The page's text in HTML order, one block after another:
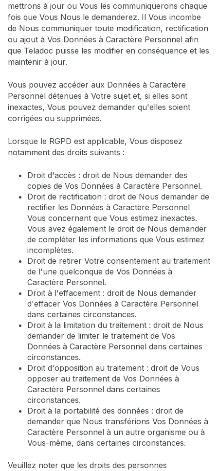
mettrons à jour ou Vous les communiquerons chaque
fois que Vous Nous le demanderez. Il Vous incombe
de Nous communiquer toute modification, rectification
ou ajout à Vos Données à Caractère Personnel afin
que Teladoc puisse les modifier en conséquence et les
maintenir à jour.
Vous pouvez accéder aux Données à Caractère
Personnel détenues à Votre sujet et, si elles sont
inexactes, Vous pouvez demander qu'elles soient
corrigées ou supprimées.
Lorsque le RGPD est applicable, Vous disposez
notamment des droits suivants :
Droit d'accès : droit de Nous demander des
copies de Vos Données à Caractère Personnel.
Droit de rectification : droit de Nous demander de
rectifier les Données à Caractère Personnel
Vous concernant que Vous estimez inexactes.
Vous avez également le droit de Nous demander
de compléter les informations que Vous estimez
incomplètes.
Droit de retirer Votre consentement au traitement
de l'une quelconque de Vos Données à
Caractère Personnel.
Droit à l'effacement : droit de Nous demander
d'effacer Vos Données à Caractère Personnel
dans certaines circonstances.
Droit à la limitation du traitement : droit de Nous
demander de limiter le traitement de Vos
Données à Caractère Personnel dans certaines
circonstances.
Droit d'opposition au traitement : droit de Vous
opposer au traitement de Vos Données à
Caractère Personnel dans certaines
circonstances.
Droit à la portabilité des données : droit de
demander que Nous transférions Vos Données à
Caractère Personnel à un autre organisme ou à
Vous-même, dans certaines circonstances.
Veuillez noter que les droits des personnes